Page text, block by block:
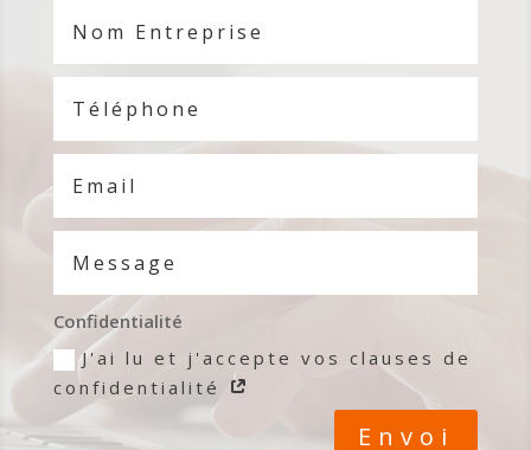
Confidentialité
J'ai lu et j'accepte vos clauses de
confidentialité
Envoi